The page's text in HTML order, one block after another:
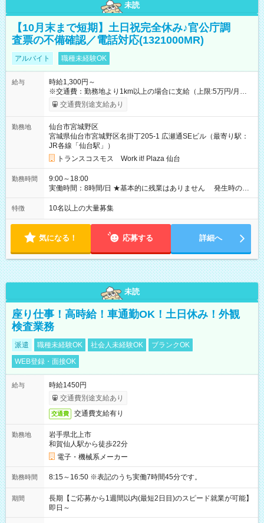
未読
【10月末まで短期】土日祝完全休み♪官公庁調
査票の不備確認／電話対応(1321000MR)
アルバイト 職種未経験OK
給与
時給1,300円～
※交通費：勤務地より1km以上の場合に支給（上限:5万円/月・
2,500円/日） ※残業代：残業発生時は1分単位で支給 ※研修中の
給与変動なし ＜ 収入例 ＞ ■週5日勤務の場合… 月収22万8,800
4日勤務の場合… 月収16万6,400円以上可能 ※交通費別途支給
（時給1,300円×8時間×16日） 【試用期間】試用期間なし
交通費別途支給あり
勤務地
仙台市宮城野区
宮城県仙台市宮城野区名掛丁205-1 広瀬通SEビル（最寄り駅：
JR各線「仙台駅」）
トランスコスモス Work it! Plaza 仙台
勤務時間
9:00～18:00
実働時間：8時間/日 ★基本的に残業はありません 発生時の残
業代は1分単位で支給いたします
特徴 10名以上の大量募集
気になる！ 応募する 詳細へ
未読
座り仕事！高時給！車通勤OK！土日休み！外観
検査業務
派遣 職種未経験OK 社会人未経験OK
ブランクOK
WEB登録・面接OK
給与
時給1450円
交通費別途支給あり
交通費 交通費支給有り
勤務地
岩手県北上市
和賀仙人駅から徒歩22分
電子・機械系メーカー
勤務時間 8:15～16:50 ※表記のうち実働7時間45分です。
期間
長期【ご応募から1週間以内(最短2日目)のスピード就業が可能】
即日～